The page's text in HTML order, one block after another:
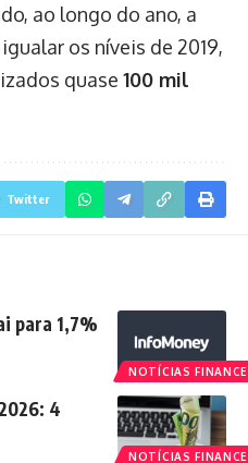
ao longo do ano, a
os níveis de 2019,
quase 100 mil
Twitter
NOTÍCIAS
para 1,7%
NOTÍCIAS
4